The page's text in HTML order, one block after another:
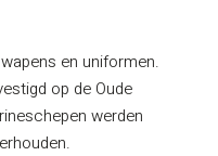
en uniformen.
op de Oude
werden